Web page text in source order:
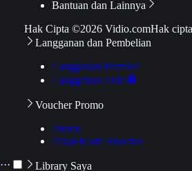
···
Bantuan dan Lainnya
Hak Cipta ©2026 Vidio.comHak
Langganan dan Pembelian
Langganan Premier
Langganan Aktif
Voucher Promo
Promo
Pakai Kode Voucher
Library Saya